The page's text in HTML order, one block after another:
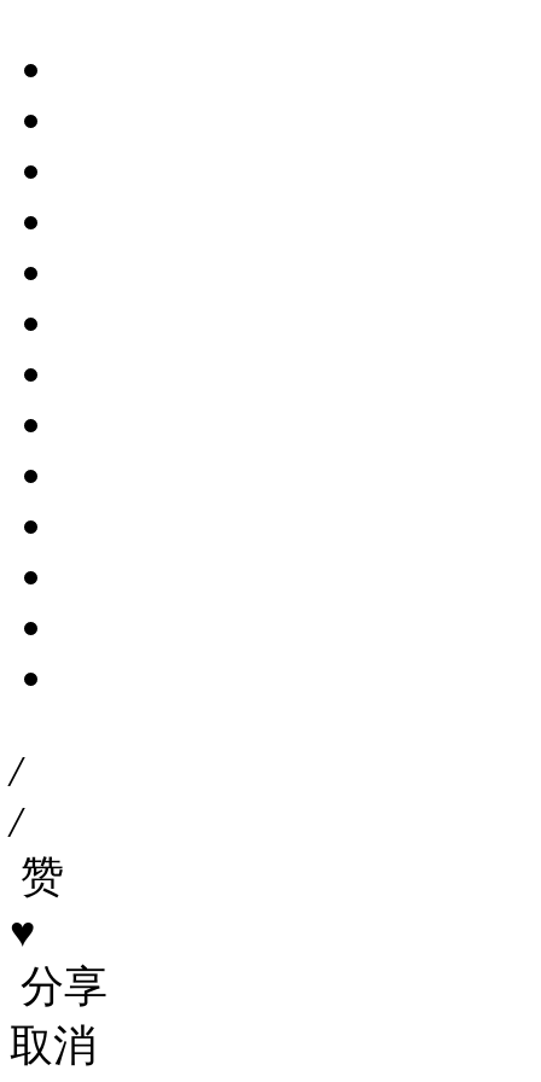
/
/
赞
♥
分享
取消